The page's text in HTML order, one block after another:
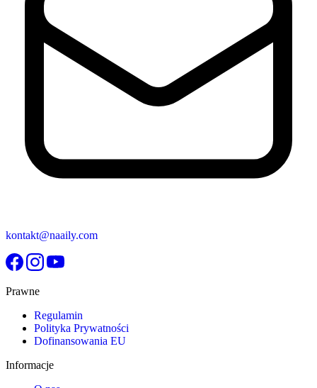
kontakt@naaily.com
Prawne
Regulamin
Polityka Prywatności
Dofinansowania EU
Informacje